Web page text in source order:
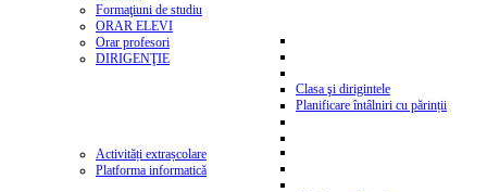
Formaţiuni de studiu
ORAR ELEVI
Orar profesori
DIRIGENŢIE
Clasa şi dirigintele
Planificare întâlniri cu părinții
Activități extrașcolare
Platforma informatică